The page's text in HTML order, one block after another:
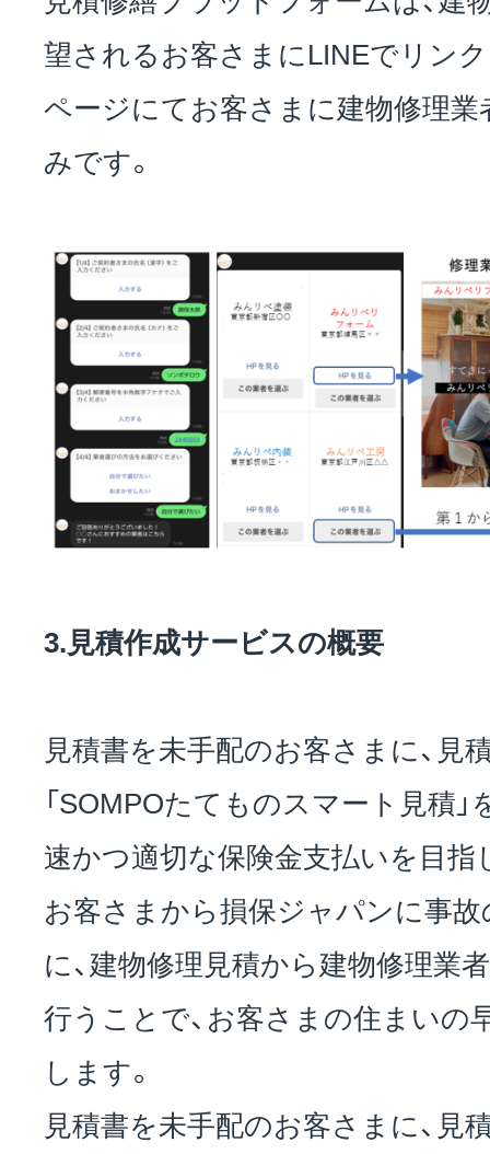
望されるお客さまにLINEでリン
ページにてお客さまに建物修理
みです。
3.見積作成サービスの概要
見積書を未手配のお客さまに、見
「SOMPOたてものスマート見積
速かつ適切な保険金支払いを目指
お客さまから損保ジャパンに事
に、建物修理見積から建物修理業
行うことで、お客さまの住まいの
します。
見積書を未手配のお客さまに、見